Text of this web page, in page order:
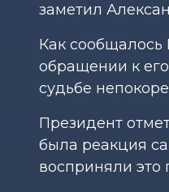
заметил
Как сообщалось
обращении к
судьбе
Президент
была реакция
восприняли это